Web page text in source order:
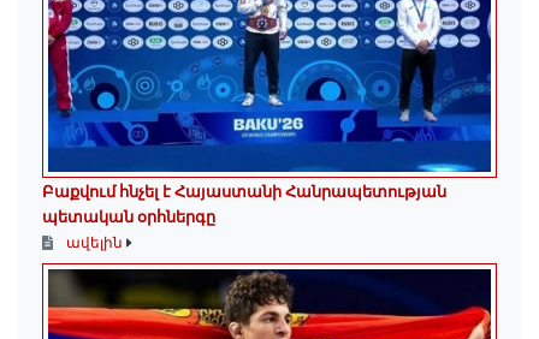
Բաքվում հնչել է Հայաստանի Հանրապետության
պետական օրհներգը
ավելին